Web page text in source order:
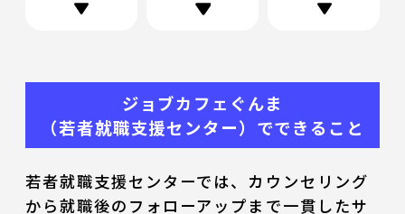
ジョブカフェぐんま
（若者就職支援センター）でできること
若者就職支援センターでは、カウンセリング
から就職後のフォローアップまで一貫したサ